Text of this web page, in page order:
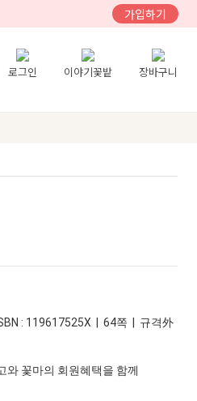
가입하기
로그인 이야기꽃밭 장바구니
: 119617525X | 64쪽 | 규격外
와 꽃마의 회원혜택을 함께